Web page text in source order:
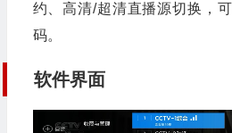
约、高清/超清直播源切换，
码。
软件界面